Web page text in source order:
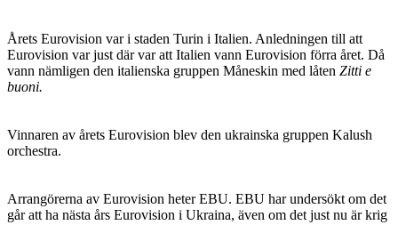
Årets Eurovision var i staden Turin i Italien. Anledningen till att
Eurovision var just där var att Italien vann Eurovision förra året. Då
vann nämligen den italienska gruppen Måneskin med låten Zitti e
buoni.
Vinnaren av årets Eurovision blev den ukrainska gruppen Kalush
orchestra.
Arrangörerna av Eurovision heter EBU. EBU har undersökt om det
går att ha nästa års Eurovision i Ukraina, även om det just nu är krig